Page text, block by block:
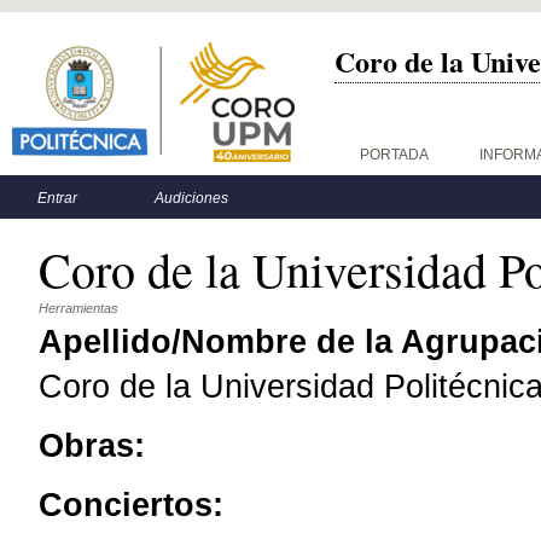
Coro de la
Menú principal PORTADA
Menú secundario
Entrar Audiciones
Coro de la Universidad
Herramientas
Apellido/Nombre de la
Coro de la Universidad
Obras:
Conciertos: